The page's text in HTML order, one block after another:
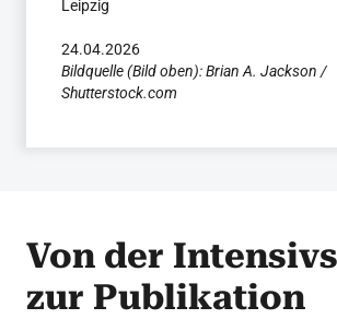
Leipzig
24.04.2026
Bildquelle (Bild oben): Brian A. Jackson /
Shutterstock.com
Von der
zur Publikation